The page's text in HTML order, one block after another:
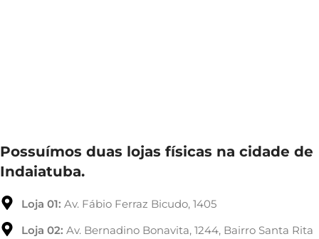
Possuímos duas lojas físicas na cidade de
Indaiatuba.
Loja 01: Av. Fábio Ferraz Bicudo, 1405
Loja 02: Av. Bernadino Bonavita, 1244, Bairro Santa Rita